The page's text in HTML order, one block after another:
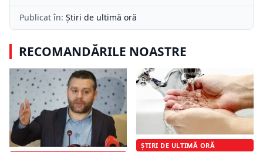
Publicat în: Știri de ultimă oră
RECOMANDĂRILE NOASTRE
ȘTIRI DE ULTIMĂ ORĂ